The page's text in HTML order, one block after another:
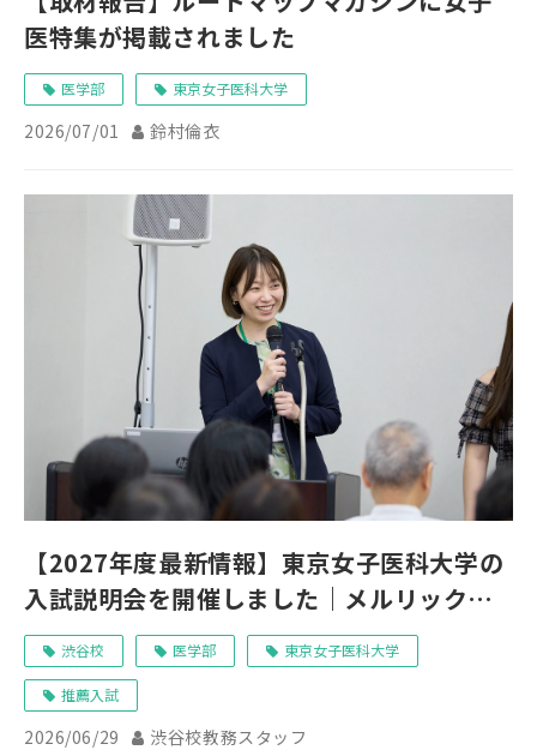
医特集が掲載されました
医学部 東京女子医科大学
2026/07/01 鈴村倫衣
【2027年度最新情報】東京女子医科大学の
入試説明会を開催しました｜メルリックス
渋谷校より
渋谷校 医学部 東京女子医科大学
推薦入試
2026/06/29 渋谷校教務スタッフ